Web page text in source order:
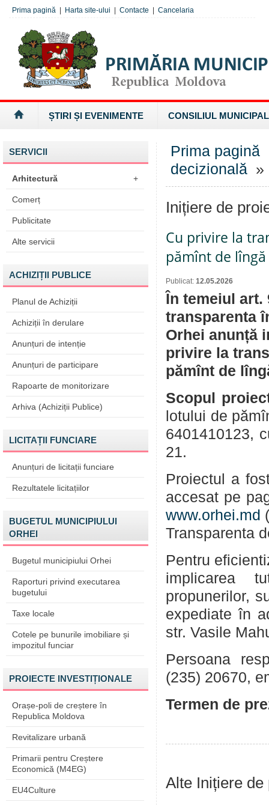
Prima pagină Harta site-ului Contacte Cancelaria
ȘTIRI ȘI EVENIMENTE CONSILIUL MUNICIPAL
SERVICII
Arhitectură +
Comerț
Publicitate
Alte servicii
ACHIZIȚII PUBLICE
Planul de Achiziții
Achiziții în derulare
Anunțuri de intenție
Anunțuri de participare
Rapoarte de monitorizare
Arhiva (Achiziții Publice)
LICITAȚII FUNCIARE
Anunțuri de licitații funciare
Rezultatele licitațiilor
BUGETUL MUNICIPIULUI
ORHEI
Bugetul municipiului Orhei
Raporturi privind executarea
bugetului
Taxe locale
Cotele pe bunurile imobiliare și
impozitul funciar
PROIECTE INVESTIȚIONALE
Orașe-poli de creștere în
Republica Moldova
Revitalizare urbană
Primarii pentru Creștere
Economică (M4EG)
EU4Culture
Prima pagină
decizională »
Inițiere de
Cu privire la
pămînt de
Publicat: 12.05.2026
În temeiul art.
transparenta
Orhei anunță
privire la
pămînt de
Scopul
lotului de
6401410123,
21.
Proiectul a
accesat pe
www.orhei.md
Transparenta
Pentru
implicarea
propunerilor,
expediate în
str. Vasile
Persoana
(235) 20670,
Termen de
Alte Inițiere de